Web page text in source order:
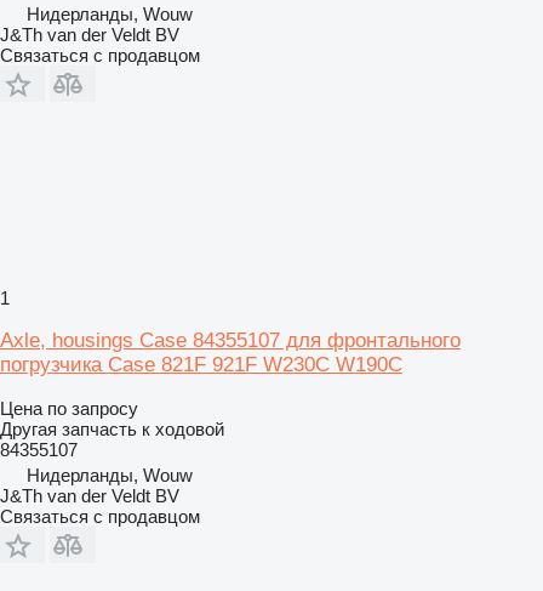
Нидерланды, Wouw
J&Th van der Veldt BV
Связаться с продавцом
1
Axle, housings Case 84355107 для фронтального
погрузчика Case 821F 921F W230C W190C
Цена по запросу
Другая запчасть к ходовой
84355107
Нидерланды, Wouw
J&Th van der Veldt BV
Связаться с продавцом